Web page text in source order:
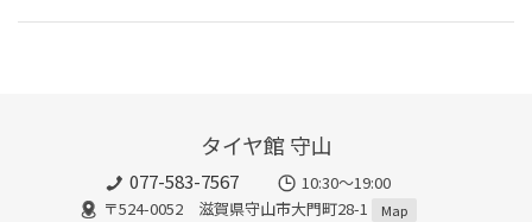
タイヤ館 守山
077-583-7567
10:30～19:00
〒524-0052 滋賀県守山市大門町28-1
Map